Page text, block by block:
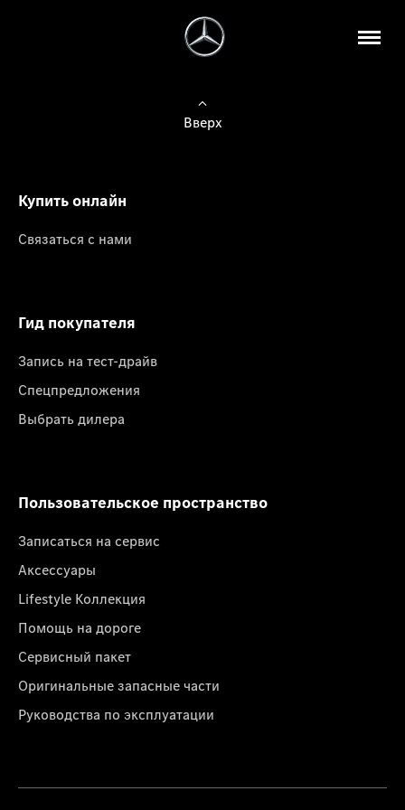
Вверх
Купить онлайн
Связаться с нами
Гид покупателя
Запись на тест-драйв
Спецпредложения
Выбрать дилера
Пользовательское пространство
Записаться на сервис
Аксессуары
Lifestyle Коллекция
Помощь на дороге
Сервисный пакет
Оригинальные запасные части
Руководства по эксплуатации